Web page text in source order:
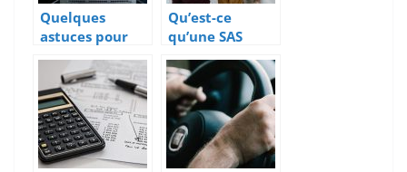
Quelques
astuces pour
trouver une
domiciliation
d’auto
entrepreneur
Qu’est-ce
qu’une SAS
(societe par
action
simplifiee) ?